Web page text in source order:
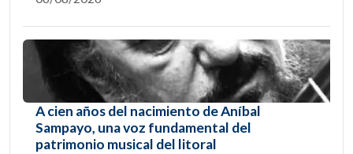
A cien años del nacimiento de Aníbal
Sampayo, una voz fundamental del
patrimonio musical del litoral